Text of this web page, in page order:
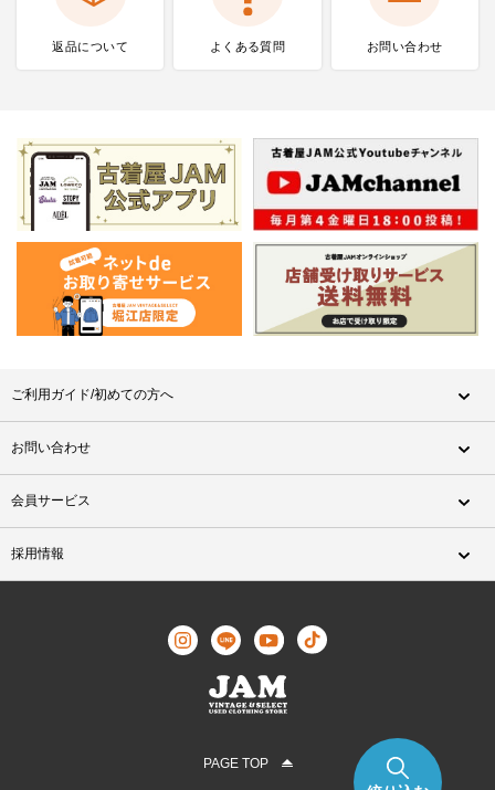
返品について よくある質問 お問い合わせ
ご利用ガイド/初めての方へ
お問い合わせ
会員サービス
採用情報
PAGE TOP